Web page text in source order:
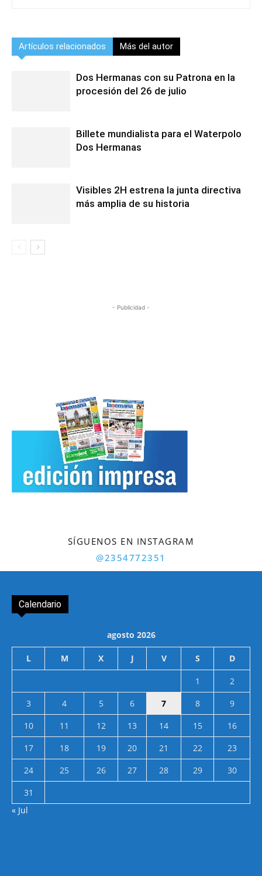
Artículos relacionados Más del autor
Dos Hermanas con su Patrona en la
procesión del 26 de julio
Billete mundialista para el Waterpolo
Dos Hermanas
Visibles 2H estrena la junta directiva
más amplia de su historia
- Publicidad -
SÍGUENOS EN INSTAGRAM
@2354772351
Calendario
agosto 2026
L M X J V S D
1
2
3
4 5 6 7 8
9
10
11 12 13 14 15
16
17
18 19 20 21 22
23
24
25 26 27 28 29
30
31
« Jul